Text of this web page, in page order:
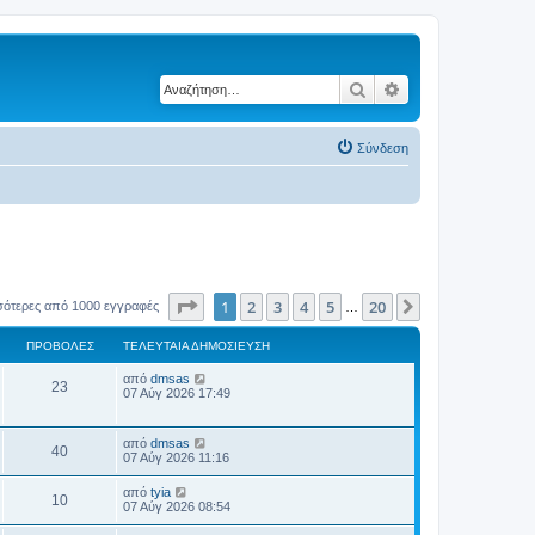
Αναζήτηση
Σύνδεση
από 1000 εγγραφές Σελίδα1 από 20
1 2 3 4 5 20
ΠΡΟΒΟΛΈΣ ΤΕΛΕΥΤΑΊΑ ΔΗΜΟΣΊΕΥΣΗ
23
ο
β
Τ
ε
τ
α
ί
α
δ
από dmsas
07 Αύγ 2026 17:49
40Π
ρ
Τ
ε
υ
τ
α
από dmsas
07 Αύγ 2026 11:16
10Π
ρ
Τ
ε
από tyia
07 Αύγ 2026 08:54